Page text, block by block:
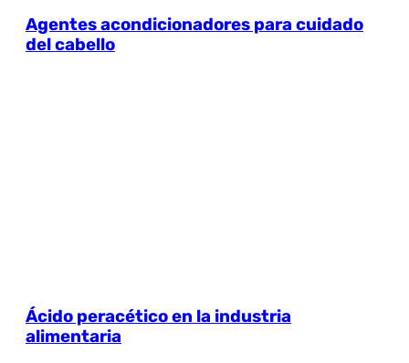
Agentes acondicionadores para cuidado
del cabello
Ácido peracético en la industria
alimentaria